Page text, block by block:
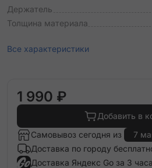
Держатель
Толщина материала
Все характеристики
1 990 ₽
Добавить в
Самовывоз сегодня из
7
Доставка по городу
Доставка Яндекс Go за 3 часа